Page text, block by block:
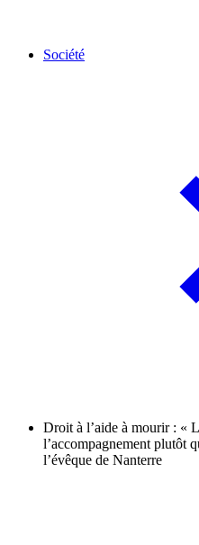
Société
Droit à l’aide à mourir : «
l’accompagnement plutôt
l’évêque de Nanterre